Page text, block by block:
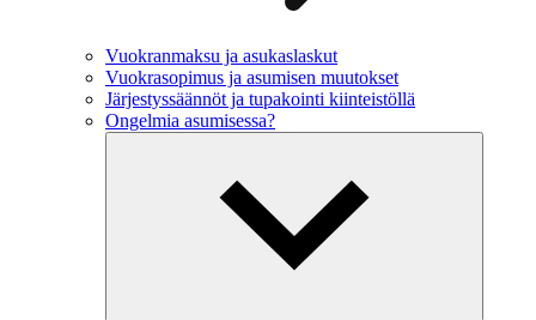
Vuokranmaksu ja asukaslaskut
Vuokrasopimus ja asumisen muutokset
Järjestyssäännöt ja tupakointi kiinteistöllä
Ongelmia asumisessa?